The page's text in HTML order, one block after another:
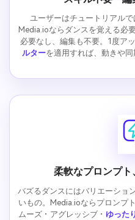
ユーザーはチュートリアルで
Media.ioならダンスを覚える必
必要なし、編集も不要。1度ア
ルターを適用すれば、動きや同
柔軟なプロンプ
バズるダンスにはバリエーショ
いもの。Media.ioならプロンプ
ムーズ・アグレッシブ・ ゆった